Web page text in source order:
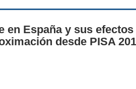
en España y sus
desde PISA